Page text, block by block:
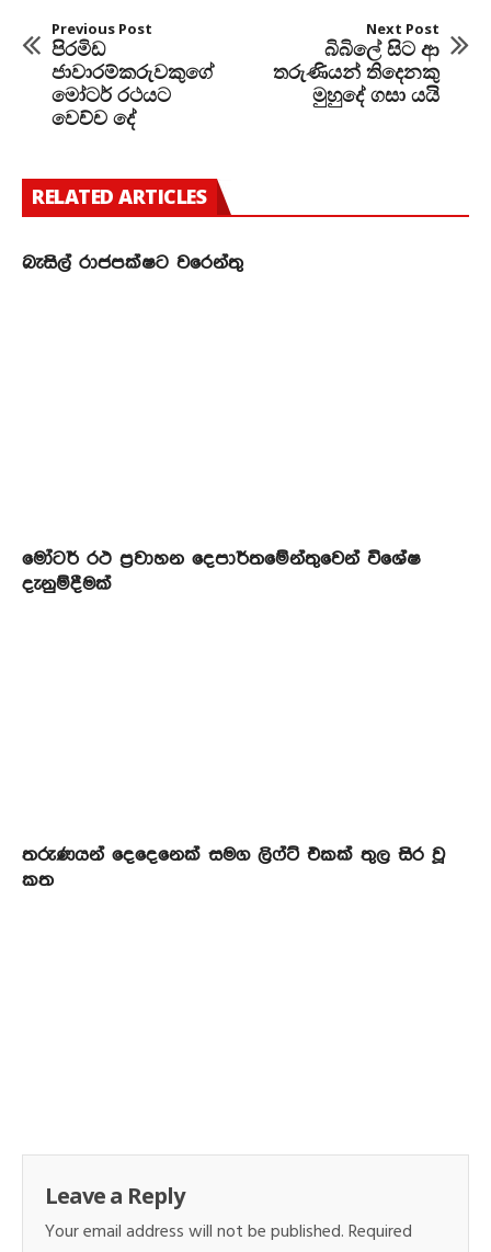
Previous Post
පිරමිඩ
ජාවාරම්කරුවකුගේ
මෝටර් රථයට
වෙච්ච දේ
Next Post
බිබිලේ සිට ආ
තරුණියන් තිදෙනකු
මුහුදේ ගසා යයි
RELATED ARTICLES
බැසිල් රාජපක්ෂට වරෙන්තු
මෝටර් රථ ප්‍රවාහන දෙපාර්තමේන්තුවෙන් විශේෂ
දැනුම්දීමක්
තරුණයන් දෙදෙනෙක් සමග ලිෆ්ට් එකක් තුල සිර වූ
කත
Leave a Reply
Your email address will not be published.Required